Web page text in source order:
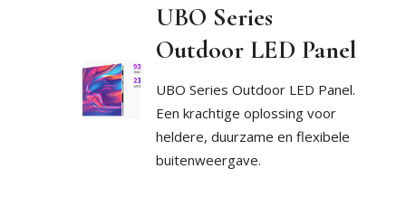
UBO Series
Outdoor LED Panel
UBO Series Outdoor LED Panel.
Een krachtige oplossing voor
heldere, duurzame en flexibele
buitenweergave.